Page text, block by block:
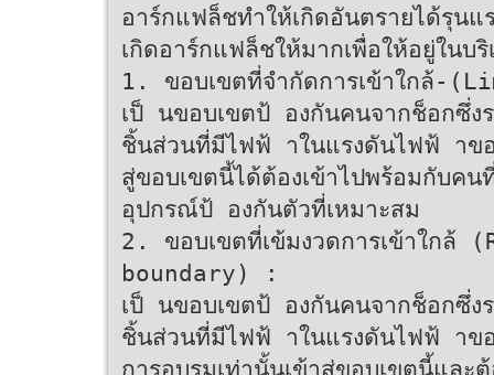
อาร์กแฟล็ชทำให้เกิดอันตรายได้รุน
เกิดอาร์กแฟล็ชให้มากเพื่อให้อยู่ใน
1. ขอบเขตที่จำกัดการเข้าใกล้-
เป็ นขอบเขตป้ องกันคนจากช็อกซึ่ง
ชิ้นส่วนที่มีไฟฟ้ าในแรงดันไฟฟ้ าขอ
สู่ขอบเขตนี้ได้ต้องเข้าไปพร้อมกับคน
อุปกรณ์ป้ องกันตัวที่เหมาะสม
2. ขอบเขตที่เข้มงวดการเข้าใก
boundary) :
เป็ นขอบเขตป้ องกันคนจากช็อกซึ่ง
ชิ้นส่วนที่มีไฟฟ้ าในแรงดันไฟฟ้ าข
การอบรมเท่านั้นเข้าสู่ขอบเขตนี้แล